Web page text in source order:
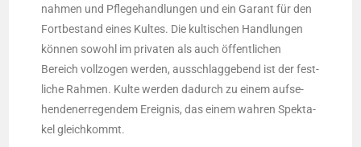
nah­men und Pfle­ge­hand­lun­gen und ein Garant für den
Fort­be­stand eines Kul­tes. Die kul­ti­schen Hand­lun­gen
kön­nen sowohl im pri­va­ten als auch öffent­li­chen
Bereich voll­zo­gen wer­den, aus­schlag­ge­bend ist der fest­
li­che Rah­men. Kul­te wer­den dadurch zu einem auf­se­
hen­den­er­re­gen­dem Ereig­nis, das einem wah­ren Spek­ta­
kel gleichkommt.